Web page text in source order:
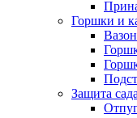
Горшки и
Защита сада